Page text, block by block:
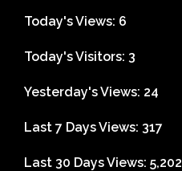
Today's Views: 6
Today's Visitors: 3
Yesterday's Views: 24
Last 7 Days Views: 317
Last 30 Days Views: 5,202